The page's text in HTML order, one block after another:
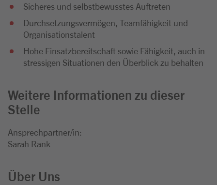
Sicheres und selbstbewusstes Auftreten
Durchsetzungsvermögen, Teamfähigkeit und
Organisationstalent
Hohe Einsatzbereitschaft sowie Fähigkeit, auch in
stressigen Situationen den Überblick zu behalten
Weitere Informationen zu dieser
Stelle
Ansprechpartner/in:
Sarah Rank
Über Uns